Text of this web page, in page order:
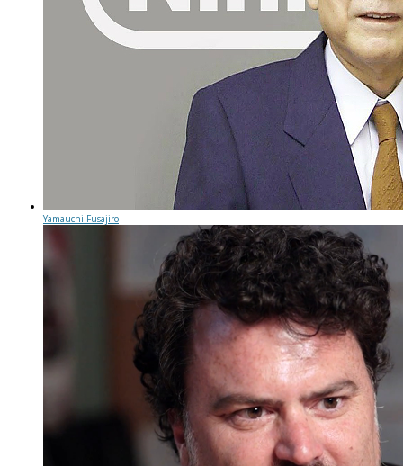
Yamauchi Fusajiro